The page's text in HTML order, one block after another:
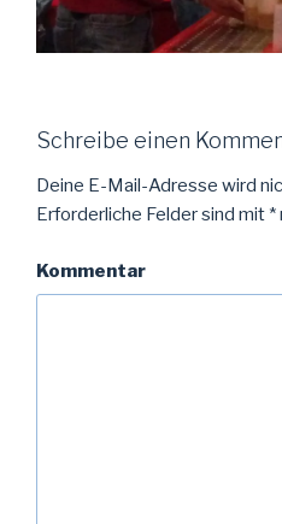
Schreibe einen
Deine E-Mail-Adresse wird
Erforderliche Felder sind mit *
Kommentar